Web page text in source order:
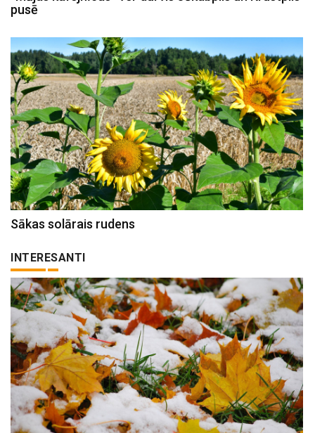
pusē
Sākas solārais rudens
INTERESANTI